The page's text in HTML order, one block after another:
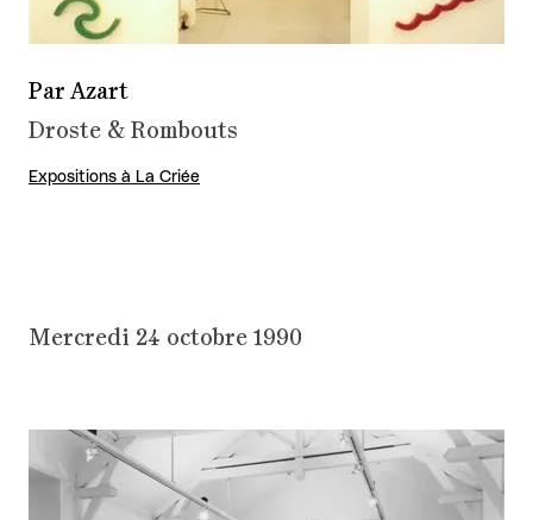
Par Azart
Droste & Rombouts
Expositions à La Criée
Mercredi 24 octobre 1990